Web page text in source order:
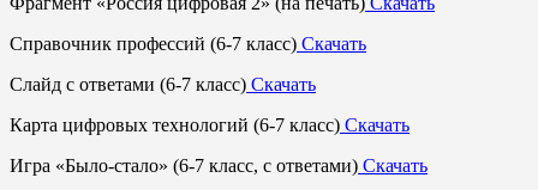
Справочник профессий (6-7 класс) Скачать
Слайд с ответами (6-7 класс) Скачать
Карта цифровых технологий (6-7 класс) Скачать
Игра «Было-стало» (6-7 класс, с ответами) Скачать